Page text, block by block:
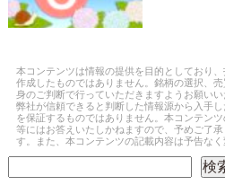
本コンテンツは情報の提供を目的としており
作成したものではありません。銘柄の選択、
身のご判断で行っていただきますようお願い
弊社が信頼できると判断した情報源から入手
を保証するものではありません。本コンテン
等にはお答えいたしかねますので、予めご了
す。また、本コンテンツの記載内容は予告なく
検